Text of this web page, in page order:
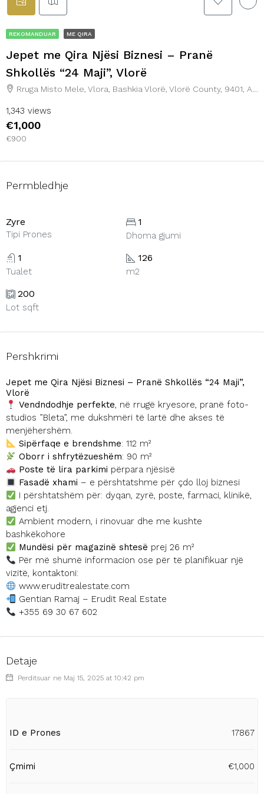
REKOMANDUAR ME QIRA
Jepet me Qira Njësi Biznesi – Pranë
Shkollës “24 Maji”, Vlorë
Rruga Misto Mele, Vlora, Bashkia Vlorë, Vlorë County, 9401, Albania
1,343 views
€1,000
€900
Permbledhje
Zyre
Tipi Prones
1
Dhoma gjumi
1
Tualet
126
m2
200
Lot sqft
Pershkrimi
Jepet me Qira Njësi Biznesi – Pranë Shkollës “24 Maji”,
Vlorë
Vendndodhje perfekte, në rrugë kryesore, pranë foto-
studios ”Bleta”, me dukshmëri të lartë dhe akses të
menjëhershëm.
Sipërfaqe e brendshme: 112 m²
Oborr i shfrytëzueshëm: 90 m²
Poste të lira parkimi përpara njësisë
Fasadë xhami – e përshtatshme për çdo lloj biznesi
I përshtatshëm për: dyqan, zyrë, poste, farmaci, klinikë,
agjenci etj.
Ambient modern, i rinovuar dhe me kushte
bashkëkohore
Mundësi për magazinë shtesë prej 26 m²
Për më shumë informacion ose për të planifikuar një
vizitë, kontaktoni:
www.eruditrealestate.com
Gentian Ramaj – Erudit Real Estate
+355 69 30 67 602
Detaje
Perditsuar ne Maj 15, 2025 at 10:42 pm
ID e Prones 17867
Çmimi €1,000